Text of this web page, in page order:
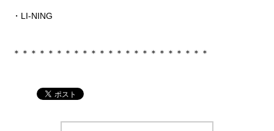
・LI-NING
＊＊＊＊＊＊＊＊＊＊＊＊＊＊＊＊＊＊＊＊＊＊＊